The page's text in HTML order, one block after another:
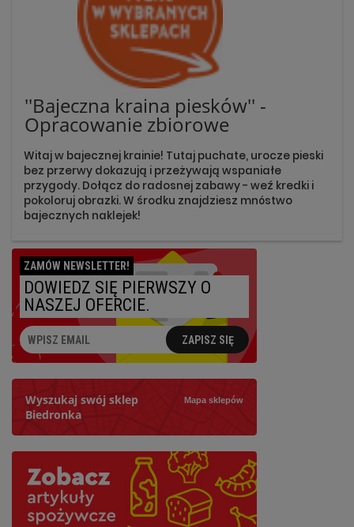
''Bajeczna kraina piesków'' -
Opracowanie zbiorowe
Witaj w bajecznej krainie! Tutaj puchate, urocze pieski
bez przerwy dokazują i przeżywają wspaniałe
przygody. Dołącz do radosnej zabawy - weź kredki i
pokoloruj obrazki. W środku znajdziesz mnóstwo
bajecznych naklejek!
ZAMÓW NEWSLETTER!
DOWIEDZ SIĘ PIERWSZY O
NASZEJ OFERCIE.
ZAPISZ SIĘ
Wyszukaj swój sklep
Biedronka
Mapa sklepów
Szukaj
Najbliższy: